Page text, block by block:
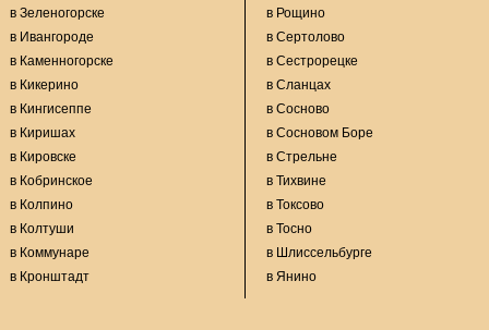
в Зеленогорске
в Ивангороде
в Каменногорске
в Кикерино
в Кингисеппе
в Киришах
в Кировске
в Кобринское
в Колпино
в Колтуши
в Коммунаре
в Кронштадт
в Рощино
в Сертолово
в Сестрорецке
в Сланцах
в Сосново
в Сосновом Боре
в Стрельне
в Тихвине
в Токсово
в Тосно
в Шлиссельбурге
в Янино